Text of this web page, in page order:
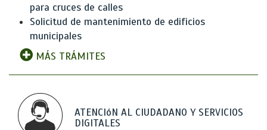
para cruces de calles
Solicitud de mantenimiento de edificios
municipales
MÁS TRÁMITES
ATENCIóN AL CIUDADANO Y SERVICIOS
DIGITALES